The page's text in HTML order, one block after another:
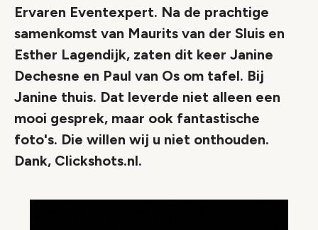
Ervaren Eventexpert. Na de prachtige
samenkomst van Maurits van der Sluis en
Esther Lagendijk, zaten dit keer Janine
Dechesne en Paul van Os om tafel. Bij
Janine thuis. Dat leverde niet alleen een
mooi gesprek, maar ook fantastische
foto's. Die willen wij u niet onthouden.
Dank, Clickshots.nl.